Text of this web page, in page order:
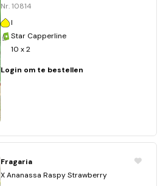
Nr. 10814
I
Star Capperline
10 x 2
Login om te bestellen
Fragaria
X Ananassa Raspy Strawberry